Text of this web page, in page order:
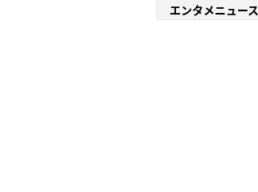
エンタメニュース